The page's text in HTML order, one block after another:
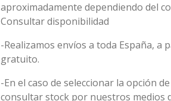
aproximadamente dependiendo del
Consultar disponibilidad
-Realizamos envíos a toda España, a
gratuito.
-En el caso de seleccionar la opción
consultar stock por nuestros medios